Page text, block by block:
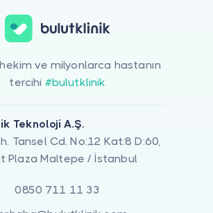
ve milyonlarca hastanın
tercihi #bulutklinik
Teknoloji A.Ş.
Tansel Cd. No:12 Kat:8 D:60,
Plaza Maltepe / İstanbul
0850 711 11 33